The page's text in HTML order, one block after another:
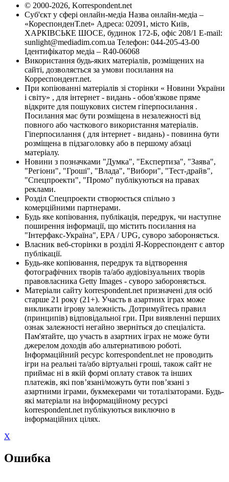
© 2000-2026, Korrespondent.net
Суб'єкт у сфері онлайн-медіа Назва онлайн-медіа –
«КореспонденТ.net» Адреса: 02091, місто Київ,
ХАРКІВСЬКЕ ШОСЕ, будинок 172-Б, офіс 208/1 E-mail:
sunlight@mediadim.com.ua Телефон: 044-205-43-00
Ідентифікатор медіа – R40-06068
Використання будь-яких матеріалів, розміщених на
сайті, дозволяється за умови посилання на
Корреспондент.net.
При копіюванні матеріалів зі сторінки « Новини України
і світу» , для інтернет - видань - обов'язкове пряме
відкрите для пошукових систем гіперпосилання .
Посилання має бути розміщена в незалежності від
повного або часткового використання матеріалів.
Гіперпосилання ( для інтернет - видань) - повинна бути
розміщена в підзаголовку або в першому абзаці
матеріалу.
Новини з позначками "Думка", "Експертиза", "Заява",
"Регіони", "Гроші", "Влада", "Вибори", "Тест-драйв",
"Спецпроекти", "Промо" публікуються на правах
реклами.
Розділ Спецпроекти створюється спільно з
комерційними партнерами.
Будь яке копіювання, публікація, передрук, чи наступне
поширення інформації, що містить посилання на
"Інтерфакс-Україна", EPA / UPG, суворо забороняється.
Власник веб-сторінки в розділі Я-Корреспондент є автор
публікації.
Будь-яке копіювання, передрук та відтворення
фотографічних творів та/або аудіовізуальних творів
правовласника Getty Images - суворо забороняється.
Матеріали сайту korrespondent.net призначені для осіб
старше 21 року (21+). Участь в азартних іграх може
викликати ігрову залежність. Дотримуйтесь правил
(принципів) відповідальної гри. При виявленні перших
ознак залежності негайно зверніться до спеціаліста.
Пам'ятайте, що участь в азартних іграх не може бути
джерелом доходів або альтернативою роботі.
Інформаційний ресурс korrespondent.net не проводить
ігри на реальні та/або віртуальні гроші, також сайт не
приймає ні в якій формі оплату ставок та інших
платежів, які пов’язані/можуть бути пов’язані з
азартними іграми, букмекерами чи тоталізаторами. Будь-
які матеріали на інформаційному ресурсі
korrespondent.net публікуються виключно в
інформаційних цілях.
X
Ошибка